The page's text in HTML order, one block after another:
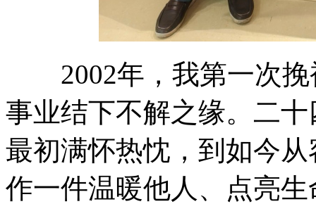
2002年，我第一次挽
事业结下不解之缘。二
最初满怀热忱，到如今
作一件温暖他人、点亮